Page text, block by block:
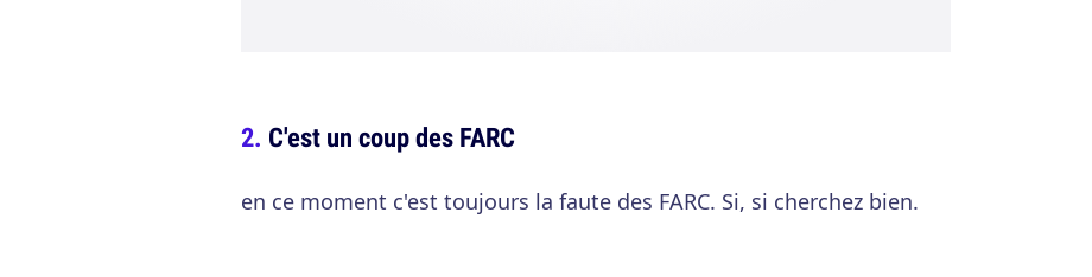
C'est un coup des FARC
en ce moment c'est toujours la faute des FARC. Si, si cherchez bien.